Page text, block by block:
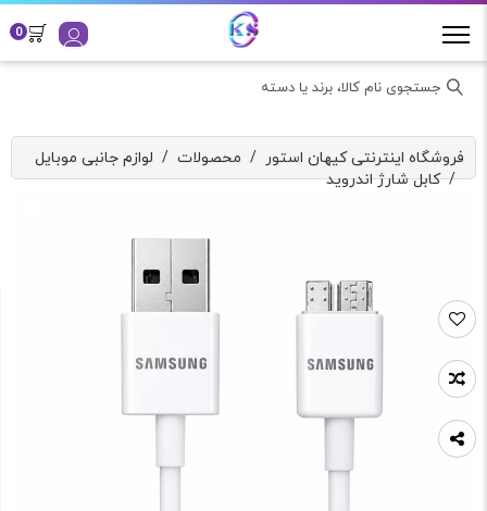
0
جستجوی نام کالا، برند یا دسته
فروشگاه اینترنتی کیهان استور / محصولات / لوازم جانبی موبایل
/کابل شارژ اندروید